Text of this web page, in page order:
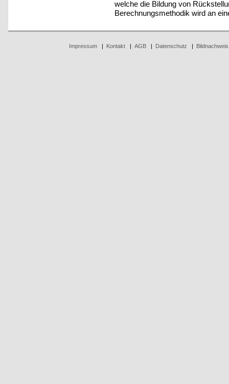
welche die Bildung von
Berechnungsmethodik wird an
Impressum| Kontakt| AGB| Datenschutz | Bildnachweis